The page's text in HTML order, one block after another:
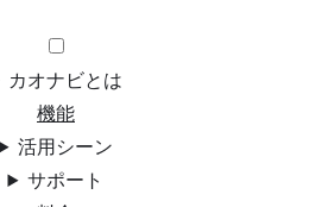
カオナビとは
機能
活用シーン
サポート